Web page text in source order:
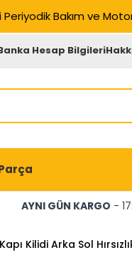
Periyodik Bakım ve
Hesap Bilgileri
AYNI GÜN KARGO -
Kilidi Arka Sol